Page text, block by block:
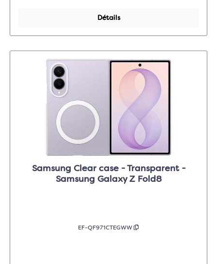
Détails
Samsung Clear case - Transparent -
Samsung Galaxy Z Fold8
EF-QF971CTEGWW